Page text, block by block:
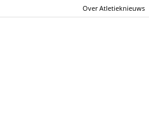
Over Atletieknieuws